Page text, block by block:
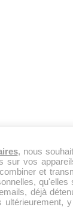
, nous
sur vos
et
déjà
ultérieurement,